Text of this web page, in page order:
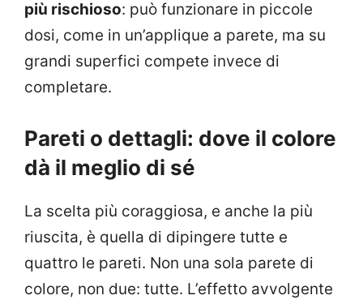
più rischioso: può funzionare in piccole
dosi, come in un’applique a parete, ma su
grandi superfici compete invece di
completare.
Pareti o dettagli: dove il colore
dà il meglio di sé
La scelta più coraggiosa, e anche la più
riuscita, è quella di dipingere tutte e
quattro le pareti. Non una sola parete di
colore, non due: tutte. L’effetto avvolgente